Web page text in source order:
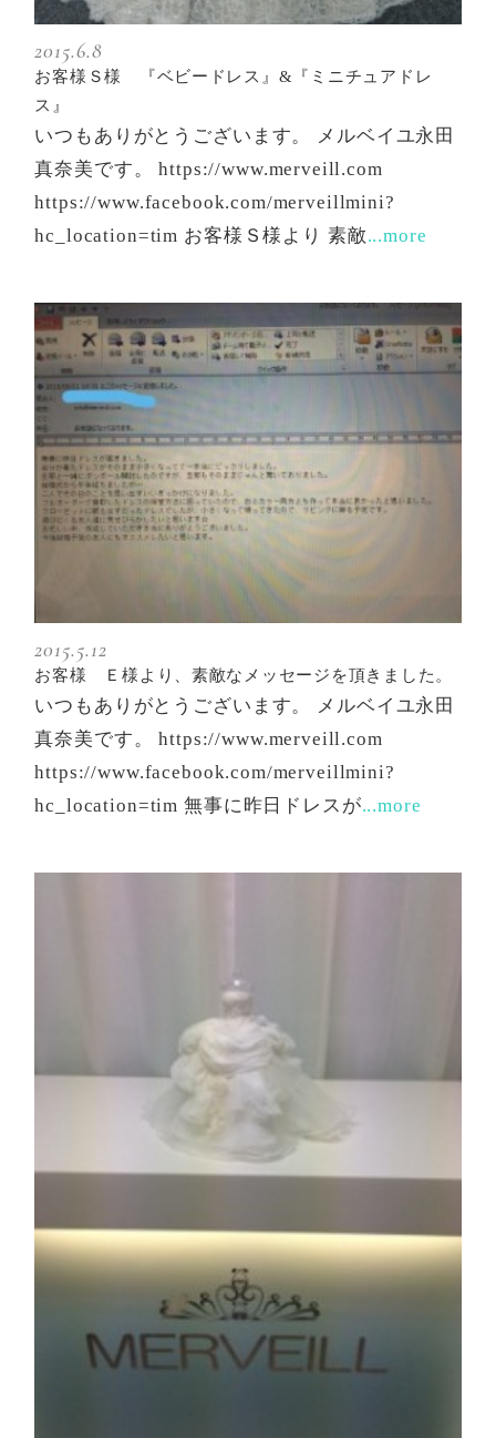
2015.6.8
お客様Ｓ様 『ベビードレス』&『ミニチュアドレ
ス』
いつもありがとうございます。 メルベイユ永田
真奈美です。 https://www.merveill.com
https://www.facebook.com/merveillmini?
hc_location=tim お客様Ｓ様より 素敵...more
2015.5.12
お客様 Ｅ様より、素敵なメッセージを頂きました。
いつもありがとうございます。 メルベイユ永田
真奈美です。 https://www.merveill.com
https://www.facebook.com/merveillmini?
hc_location=tim 無事に昨日ドレスが...more